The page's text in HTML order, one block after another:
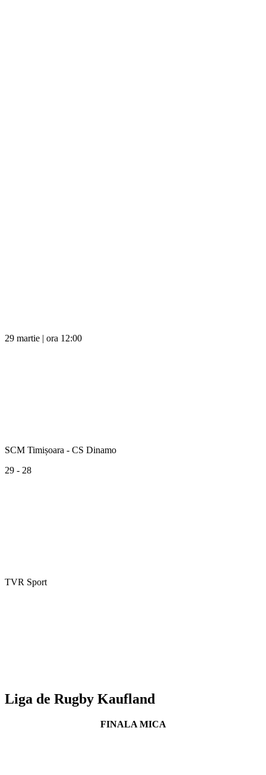
29 martie | ora 12:00
SCM Timișoara - CS Dinamo
29 - 28
TVR Sport
Liga de Rugby Kaufland
FINALA MICA